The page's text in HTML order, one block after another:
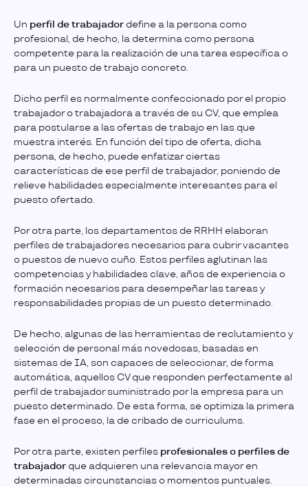
Un perfil de trabajador define a la persona como
profesional, de hecho, la determina como persona
competente para la realización de una tarea específica o
para un puesto de trabajo concreto.
Dicho perfil es normalmente confeccionado por el propio
trabajador o trabajadora a través de su CV, que emplea
para postularse a las ofertas de trabajo en las que
muestra interés. En función del tipo de oferta, dicha
persona, de hecho, puede enfatizar ciertas
características de ese perfil de trabajador, poniendo de
relieve habilidades especialmente interesantes para el
puesto ofertado.
Por otra parte, los departamentos de RRHH elaboran
perfiles de trabajadores necesarios para cubrir vacantes
o puestos de nuevo cuño. Estos perfiles aglutinan las
competencias y habilidades clave, años de experiencia o
formación necesarios para desempeñar las tareas y
responsabilidades propias de un puesto determinado.
De hecho, algunas de las herramientas de reclutamiento y
selección de personal más novedosas, basadas en
sistemas de IA, son capaces de seleccionar, de forma
automática, aquellos CV que responden perfectamente al
perfil de trabajador suministrado por la empresa para un
puesto determinado. De esta forma, se optimiza la primera
fase en el proceso, la de cribado de curriculums.
Por otra parte, existen perfiles profesionales o perfiles de
trabajador que adquieren una relevancia mayor en
determinadas circunstancias o momentos puntuales.